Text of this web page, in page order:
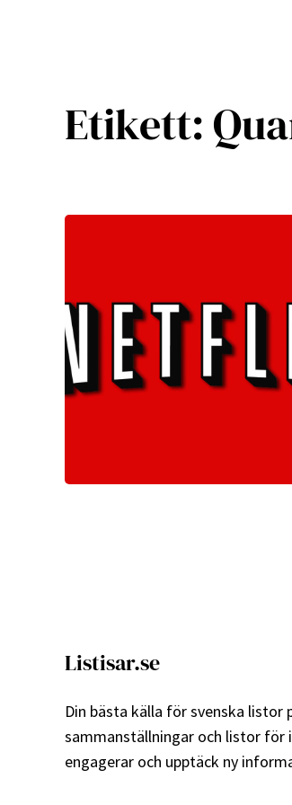
Etikett:
Listisar.se
Din bästa källa för svenska
sammanställningar och listor för
engagerar och upptäck ny